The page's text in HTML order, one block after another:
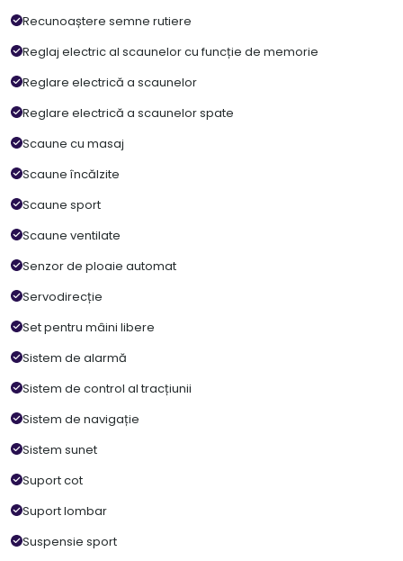
Recunoaștere semne rutiere
Reglaj electric al scaunelor cu funcție de memorie
Reglare electrică a scaunelor
Reglare electrică a scaunelor spate
Scaune cu masaj
Scaune încălzite
Scaune sport
Scaune ventilate
Senzor de ploaie automat
Servodirecție
Set pentru mâini libere
Sistem de alarmă
Sistem de control al tracțiunii
Sistem de navigație
Sistem sunet
Suport cot
Suport lombar
Suspensie sport